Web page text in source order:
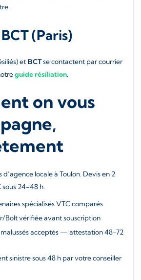
(Paris)
et BCTse contactent par courrier
guide résiliation.
on vous
locale à Toulon. Devis en 2
sous 24-48 h.
spécialisés VTC comparés
Bolt vérifiée avant souscription
malussés acceptés — attestation 48-72
sinistre sous 48 h par votre conseiller